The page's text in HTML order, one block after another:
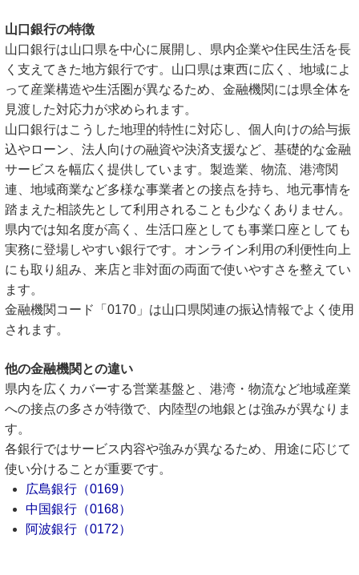
山口銀行の特徴
山口銀行は山口県を中心に展開し、県内企業や住民生活を長
く支えてきた地方銀行です。山口県は東西に広く、地域によ
って産業構造や生活圏が異なるため、金融機関には県全体を
見渡した対応力が求められます。
山口銀行はこうした地理的特性に対応し、個人向けの給与振
込やローン、法人向けの融資や決済支援など、基礎的な金融
サービスを幅広く提供しています。製造業、物流、港湾関
連、地域商業など多様な事業者との接点を持ち、地元事情を
踏まえた相談先として利用されることも少なくありません。
県内では知名度が高く、生活口座としても事業口座としても
実務に登場しやすい銀行です。オンライン利用の利便性向上
にも取り組み、来店と非対面の両面で使いやすさを整えてい
ます。
金融機関コード「0170」は山口県関連の振込情報でよく使用
されます。
他の金融機関との違い
県内を広くカバーする営業基盤と、港湾・物流など地域産業
への接点の多さが特徴で、内陸型の地銀とは強みが異なりま
す。
各銀行ではサービス内容や強みが異なるため、用途に応じて
使い分けることが重要です。
広島銀行（0169）
中国銀行（0168）
阿波銀行（0172）